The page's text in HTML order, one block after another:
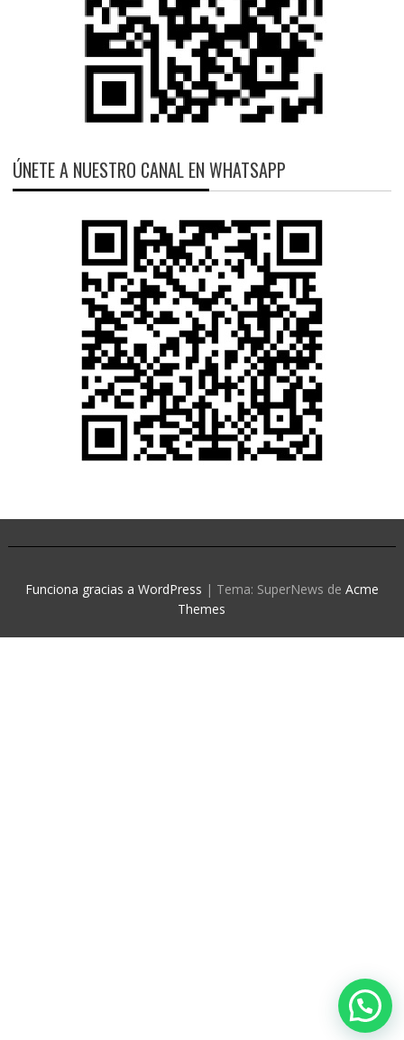
ÚNETE A NUESTRO CANAL EN WHATSAPP
Funciona gracias a WordPress | Tema: SuperNews de Acme
Themes